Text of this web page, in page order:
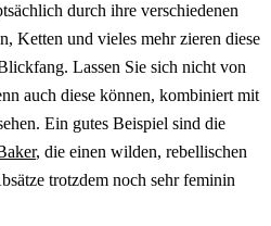
durch ihre verschiedenen
Ketten und vieles mehr zieren diese
Lassen Sie sich nicht von
auch diese können, kombiniert mit
Ein gutes Beispiel sind die
, die einen wilden, rebellischen
trotzdem noch sehr feminin